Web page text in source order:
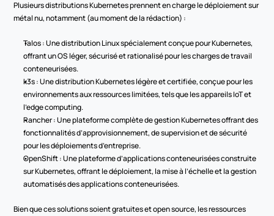
Plusieurs distributions Kubernetes prennent en charge le déploiement sur
métal nu, notamment (au moment de la rédaction) :
Talos : Une distribution Linux spécialement conçue pour Kubernetes,
offrant un OS léger, sécurisé et rationalisé pour les charges de travail
conteneurisées.
k3s : Une distribution Kubernetes légère et certifiée, conçue pour les
environnements aux ressources limitées, tels que les appareils IoT et
l’edge computing.
Rancher : Une plateforme complète de gestion Kubernetes offrant des
fonctionnalités d’approvisionnement, de supervision et de sécurité
pour les déploiements d’entreprise.
OpenShift : Une plateforme d’applications conteneurisées construite
sur Kubernetes, offrant le déploiement, la mise à l’échelle et la gestion
automatisés des applications conteneurisées.
Bien que ces solutions soient gratuites et open source, les ressources